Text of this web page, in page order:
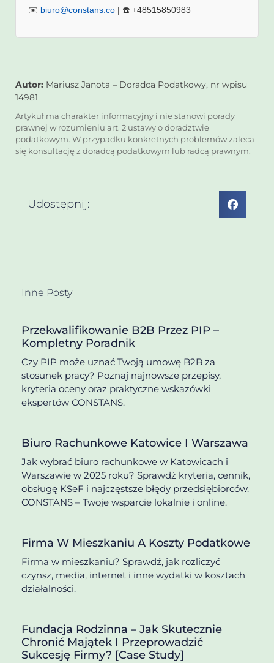
✉️ biuro@constans.co | ☎️ +48515850983
Autor: Mariusz Janota – Doradca Podatkowy, nr wpisu
14981
Artykuł ma charakter informacyjny i nie stanowi porady
prawnej w rozumieniu art. 2 ustawy o doradztwie
podatkowym. W przypadku konkretnych problemów zaleca
się konsultację z doradcą podatkowym lub radcą prawnym.
Udostępnij:
Inne Posty
Przekwalifikowanie B2B Przez PIP –
Kompletny Poradnik
Czy PIP może uznać Twoją umowę B2B za
stosunek pracy? Poznaj najnowsze przepisy,
kryteria oceny oraz praktyczne wskazówki
ekspertów CONSTANS.
Biuro Rachunkowe Katowice I Warszawa
Jak wybrać biuro rachunkowe w Katowicach i
Warszawie w 2025 roku? Sprawdź kryteria, cennik,
obsługę KSeF i najczęstsze błędy przedsiębiorców.
CONSTANS – Twoje wsparcie lokalnie i online.
Firma W Mieszkaniu A Koszty Podatkowe
Firma w mieszkaniu? Sprawdź, jak rozliczyć
czynsz, media, internet i inne wydatki w kosztach
działalności.
Fundacja Rodzinna – Jak Skutecznie
Chronić Majątek I Przeprowadzić
Sukcesję Firmy? [Case Study]